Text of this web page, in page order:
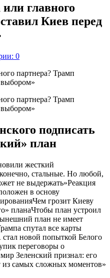
главного
Киев перед
0
подписать
план
жесткий
стальные. Но любой,
не выдержать»Реакция
в основу
грозит Киеву
планаЧтобы план устроил
план не имеет
спутал все карты
новой попыткой Белого
переговоры о
Зеленский признал: его
из самых сложных моментов»